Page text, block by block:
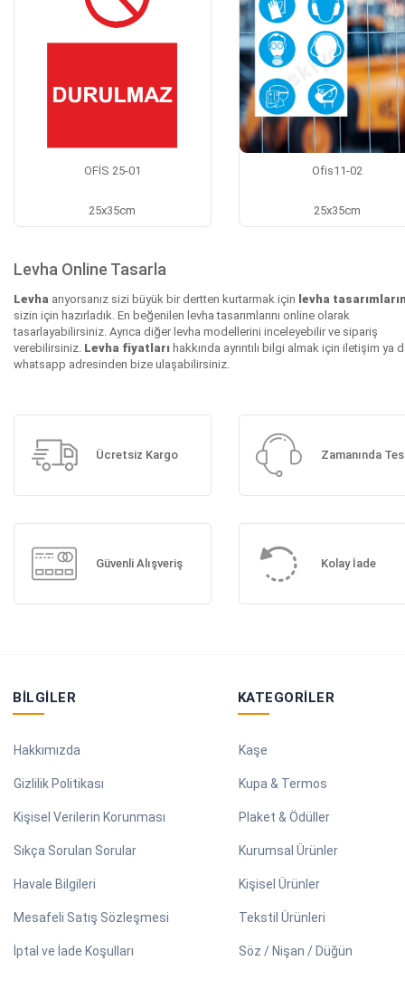
OFİS 25-01
25x35cm
Ofi̇s11-02
25x35cm
Levha Online Tasarla
Levha arıyorsanız sizi büyük bir dertten kurtarmak için levha
sizin için hazırladık. En beğenilen levha tasarımlarını online olarak
tasarlayabilirsiniz. Ayrıca diğer levha modellerini inceleyebilir ve sipariş
verebilirsiniz. Levha fiyatları hakkında ayrıntılı bilgi almak için iletişim ya
whatsapp adresinden bize ulaşabilirsiniz.
Ücretsiz Kargo Zamanında
Güvenli Alışveriş Kolay İade
BILGILER
Hakkımızda
Gizlilik Politikası
Kişisel Verilerin Korunması
Sıkça Sorulan Sorular
Havale Bilgileri
Mesafeli Satış Sözleşmesi
İptal ve İade Koşulları
KATEGORILER
Kaşe
Kupa & Termos
Plaket & Ödüller
Kurumsal Ürünler
Kişisel Ürünler
Tekstil Ürünleri
Söz / Nişan / Düğün